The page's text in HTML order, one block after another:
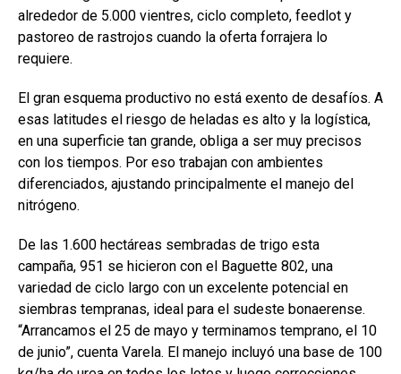
alrededor de 5.000 vientres, ciclo completo, feedlot y
pastoreo de rastrojos cuando la oferta forrajera lo
requiere.
El gran esquema productivo no está exento de desafíos. A
esas latitudes el riesgo de heladas es alto y la logística,
en una superficie tan grande, obliga a ser muy precisos
con los tiempos. Por eso trabajan con ambientes
diferenciados, ajustando principalmente el manejo del
nitrógeno.
De las 1.600 hectáreas sembradas de trigo esta
campaña, 951 se hicieron con el Baguette 802, una
variedad de ciclo largo con un excelente potencial en
siembras tempranas, ideal para el sudeste bonaerense.
“Arrancamos el 25 de mayo y terminamos temprano, el 10
de junio”, cuenta Varela. El manejo incluyó una base de 100